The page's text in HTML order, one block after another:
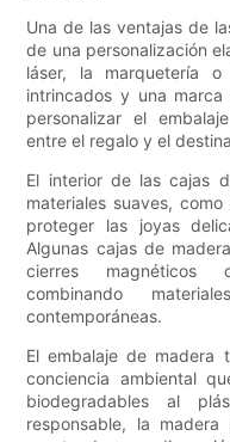
Una de las ventajas de
de una personalización
láser, la marquetería o
intrincados y una
personalizar el
entre el regalo y el
El interior de las cajas
materiales suaves,
proteger las joyas
Algunas cajas de
cierres magnéticos
combinando
contemporáneas.
El embalaje de madera
conciencia ambiental
biodegradables al
responsable, la